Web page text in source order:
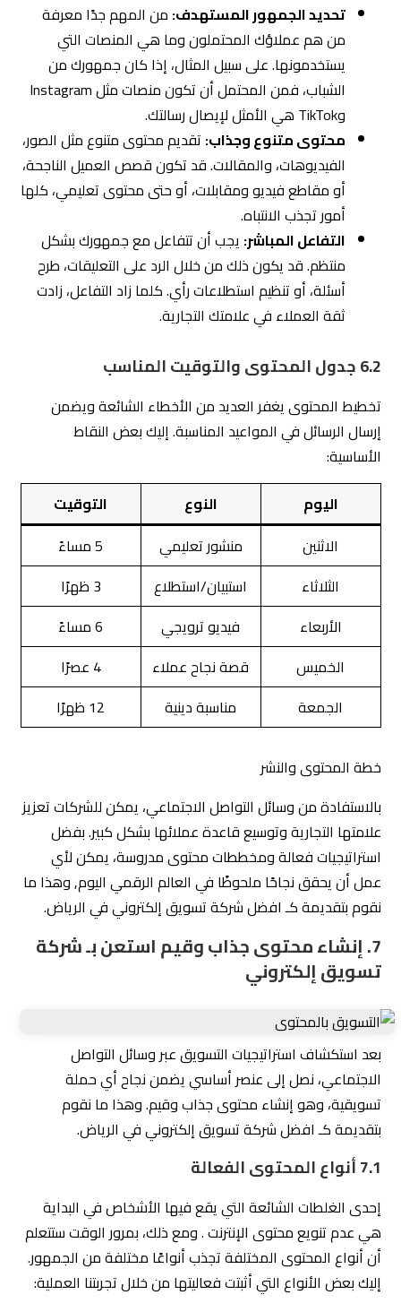
تحديد الجمهور المستهدف: من المهم جدًا معرفة
من هم عملاؤك المحتملون وما هي المنصات التي
يستخدمونها. على سبيل المثال، إذا كان جمهورك من
الشباب، فمن المحتمل أن تكون منصات مثل Instagram
وTikTok هي الأمثل لإيصال رسالتك.
محتوى متنوع وجذاب: تقديم محتوى متنوع مثل الصور،
الفيديوهات، والمقالات. قد تكون قصص العميل الناجحة،
أو مقاطع فيديو ومقابلات، أو حتى محتوى تعليمي، كلها
أمور تجذب الانتباه.
التفاعل المباشر: يجب أن تتفاعل مع جمهورك بشكل
منتظم. قد يكون ذلك من خلال الرد على التعليقات، طرح
أسئلة، أو تنظيم استطلاعات رأي. كلما زاد التفاعل، زادت
ثقة العملاء في علامتك التجارية.
6.2 جدول المحتوى والتوقيت المناسب
تخطيط المحتوى يغفر العديد من الأخطاء الشائعة ويضمن
إرسال الرسائل في المواعيد المناسبة. إليك بعض النقاط
الأساسية:
اليوم
النوع
التوقيت
الاثنين
منشور تعليمي
5 مساءً
الثلاثاء
استبيان/استطلاع
3 ظهرًا
الأربعاء
فيديو ترويجي
6 مساءً
الخميس
قصة نجاح عملاء
4 عصرًا
الجمعة
مناسبة دينية 12 ظهرًا
خطة المحتوى والنشر
بالاستفادة من وسائل التواصل الاجتماعي، يمكن للشركات تعزيز
علامتها التجارية وتوسيع قاعدة عملائها بشكل كبير. بفضل
استراتيجيات فعالة ومخططات محتوى مدروسة، يمكن لأي
عمل أن يحقق نجاحًا ملحوظًا في العالم الرقمي اليوم, وهذا ما
نقوم بتقديمة كـ افضل شركة تسويق إلكتروني في الرياض.
7. إنشاء محتوى جذاب وقيم استعن بـ شركة
تسويق إلكتروني
بعد استكشاف استراتيجيات التسويق عبر وسائل التواصل
الاجتماعي، نصل إلى عنصر أساسي يضمن نجاح أي حملة
تسويقية، وهو إنشاء محتوى جذاب وقيم. وهذا ما نقوم
بتقديمة كـ افضل شركة تسويق إلكتروني في الرياض.
7.1 أنواع المحتوى الفعالة
إحدى الغلطات الشائعة التي يقع فيها الأشخاص في البداية
هي عدم تنويع محتوى الإنترنت . ومع ذلك، بمرور الوقت ستتعلم
أن أنواع المحتوى المختلفة تجذب أنواعًا مختلفة من الجمهور.
إليك بعض الأنواع التي أثبتت فعاليتها من خلال تجربتنا العملية: